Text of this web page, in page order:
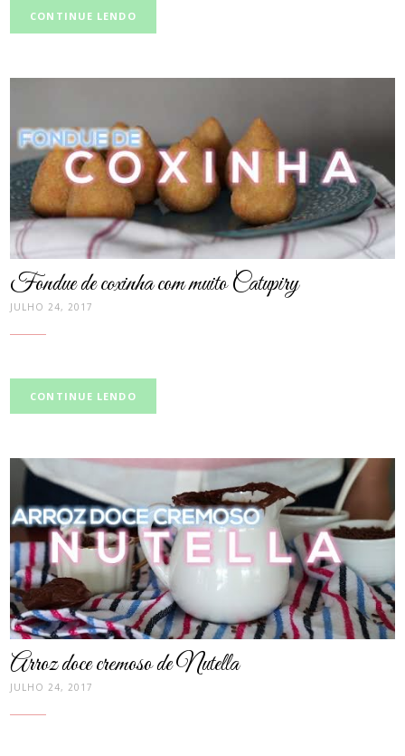
CONTINUE LENDO
Fondue de coxinha com muito Catupiry
JULHO 24, 2017
CONTINUE LENDO
post
thumbnail
Arroz doce cremoso de Nutella
JULHO 24, 2017